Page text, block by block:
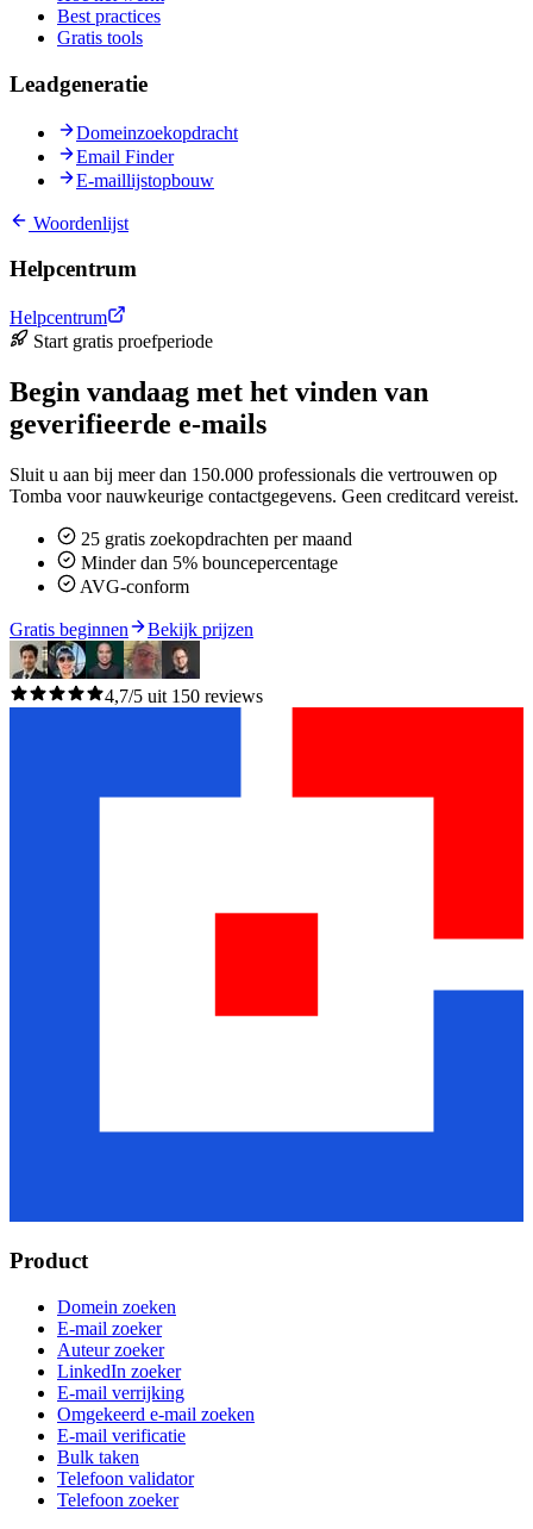
Best practices
Gratis tools
Leadgeneratie
Domeinzoekopdracht
Email Finder
E-maillijstopbouw
Woordenlijst
Helpcentrum
Helpcentrum
Start gratis proefperiode
Begin vandaag met het vinden van
geverifieerde e-mails
Sluit u aan bij meer dan 150.000 professionals die vertrouwen op
Tomba voor nauwkeurige contactgegevens. Geen creditcard vereist.
25 gratis zoekopdrachten per maand
Minder dan 5% bouncepercentage
AVG-conform
Gratis beginnen Bekijk prijzen
4,7/5 uit 150 reviews
Product
Domein zoeken
E-mail zoeker
Auteur zoeker
LinkedIn zoeker
E-mail verrijking
Omgekeerd e-mail zoeken
E-mail verificatie
Bulk taken
Telefoon validator
Telefoon zoeker